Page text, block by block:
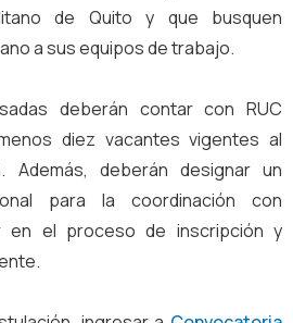
de Quito y que busquen
a sus equipos de trabajo.
deberán contar con RUC
diez vacantes vigentes al
Además, deberán designar un
para la coordinación con
en el proceso de inscripción y